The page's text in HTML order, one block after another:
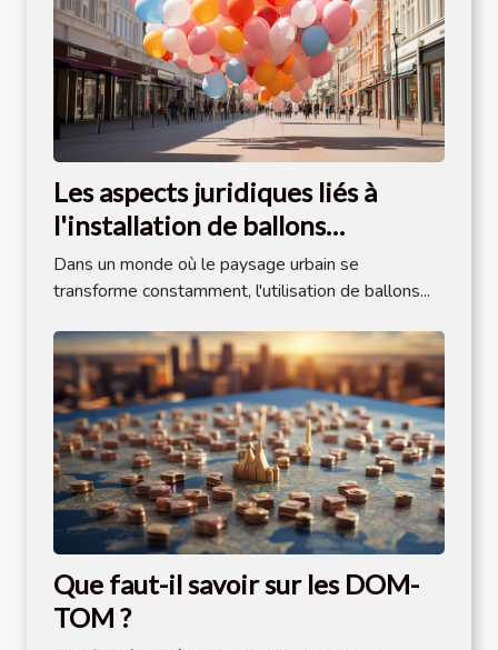
Les aspects juridiques liés à
l'installation de ballons
publicitaires dans l'espace public
Dans un monde où le paysage urbain se
transforme constamment, l'utilisation de ballons...
Que faut-il savoir sur les DOM-
TOM ?